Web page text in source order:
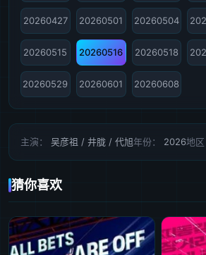
20260427 20260501 20260504
20260515 20260516 20260518
20260529 20260601 20260608
主演： 吴彦祖 / 井胧 / 代旭年份： 2026地区
猜你喜欢